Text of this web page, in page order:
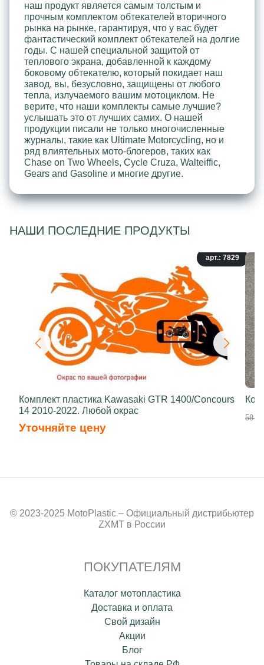
наш продукт является самым толстым и
прочным комплектом обтекателей вторичного
рынка на рынке, гарантируя, что у вас будет
фантастический комплект обтекателей на долгие
годы. С нашей специальной защитой от
теплового экрана, добавленной к каждому
боковому обтекателю, который покидает наш
завод, вы, безусловно, защищены от любого
тепла, излучаемого вашим мотоциклом. Не
верите, что наши комплекты самые лучшие?
услышать это от лучших самих. О нашей
продукции писали не только многочисленные
журналы, такие как Ultimate Motorcycling, но и
ряд влиятельных мото-блогеров, таких как
Chase on Two Wheels, Cycle Cruza, Walteiffic,
Gears and Gasoline и многие другие.
НАШИ ПОСЛЕДНИЕ ПРОДУКТЫ
арт.: 7829
Комплект пластика Kawasaki GTR 1400/Concours
14 2010-2022. Любой окрас
Уточняйте цену
58
© 2023-2025 MotoPlastic – Официальный дистрибьютер
ZXMT в России
ПОКУПАТЕЛЯМ
Каталог мотопластика
Доставка и оплата
Свой дизайн
Акции
Блог